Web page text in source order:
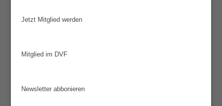
Jetzt Mitglied werden
Mitglied im DVF
Newsletter abbonieren